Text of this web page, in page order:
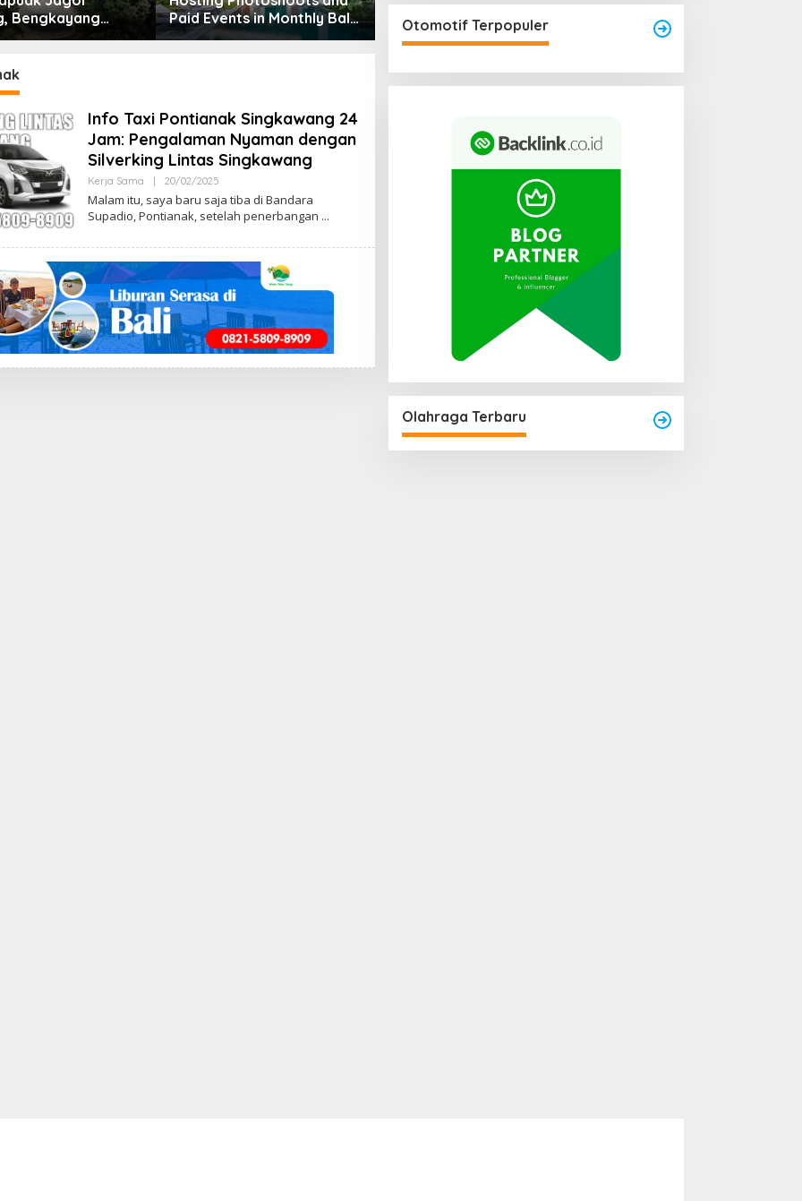
Bengkayang
Pendapat Saya
Paid Events in Monthly Bali
Villas
Laksanakan API Award
2025
Menjadi Titik Rawan Rayap
Jika Terlalu Lembap
Info Taxi Pontianak Singkawang 24
Jam: Pengalaman Nyaman dengan
Silverking Lintas Singkawang
Kerja Sama 20/02/2025
Y
O
M
S
U
P
Malam itu, saya baru saja tiba di Bandara
Supadio, Pontianak, setelah penerbangan
Otomotif Terpopuler
Olahraga Terbaru